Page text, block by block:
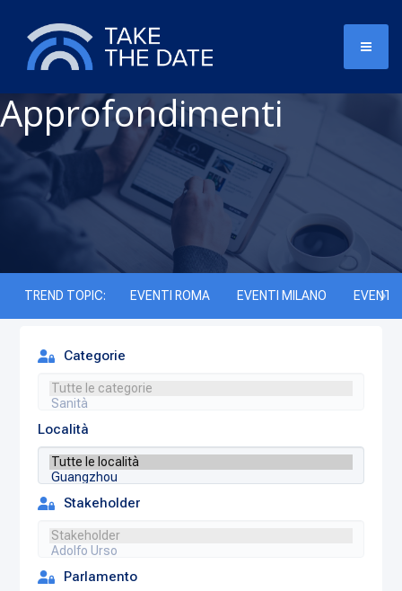
Approfondimenti
TREND TOPIC: EVENTI ROMA EVENTI MILANO EVENTI
Categorie
Località
Stakeholder
Parlamento